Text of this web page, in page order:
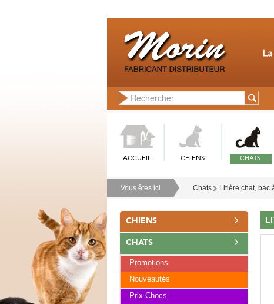
ACCUEIL CHIENS CHATS
Vous êtes ici Chats Litière chat, bac
CHIENS
CHATS
Promotions
Nouveautés
Prix Chocs